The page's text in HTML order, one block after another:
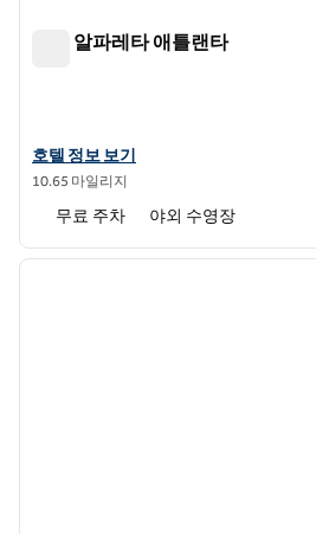
힐튼 알파레타 애틀랜타
힐튼 알파레타 애틀랜타의 호텔 정보 보기
호텔 정보 보기
10.65 마일리지
무료 주차 야외 수영장
1/12